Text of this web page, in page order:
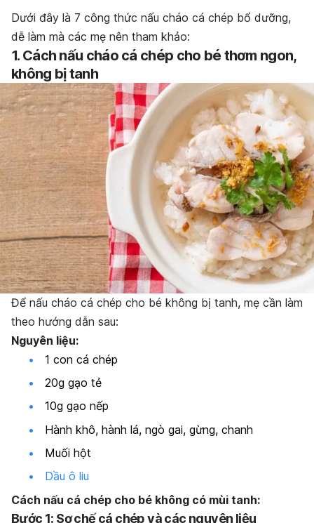
Dưới đây là 7 công thức nấu cháo cá chép bổ dưỡng,
dễ làm mà các mẹ nên tham khảo:
1. Cách nấu cháo cá chép cho bé thơm ngon,
không bị tanh
Để nấu cháo cá chép cho bé không bị tanh, mẹ cần làm
theo hướng dẫn sau:
Nguyên liệu:
1 con cá chép
20g gạo tẻ
10g gạo nếp
Hành khô, hành lá, ngò gai, gừng, chanh
Muối hột
Dầu ô liu
Cách nấu cá chép cho bé không có mùi tanh:
Bước 1: Sơ chế cá chép và các nguyên liệu